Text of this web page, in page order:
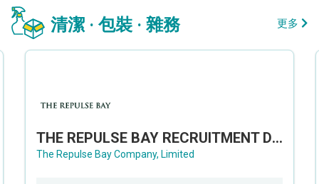
清潔 · 包裝 · 雜務 更多
THE REPULSE BAY RECRUITMENT DAY 淺水灣影灣園人才招聘會
The Repulse Bay Company, Limited